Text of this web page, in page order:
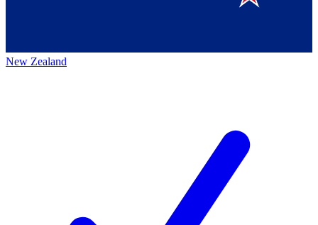
New Zealand